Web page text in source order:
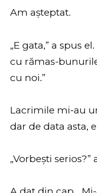
Am așteptat.
„E gata,” a spus
cu rămas-
cu noi.”
Lacrimile mi-au
dar de data asta,
„Vorbești serios?”